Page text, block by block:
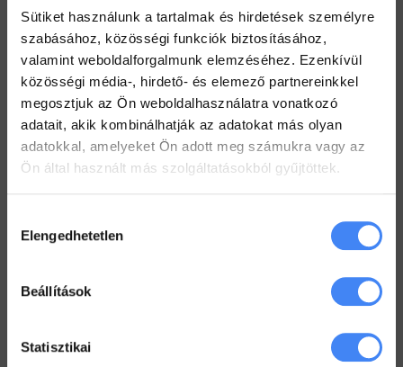
Sütiket használunk a tartalmak és hirdetések személyre
szabásához, közösségi funkciók biztosításához,
valamint weboldalforgalmunk elemzéséhez. Ezenkívül
közösségi média-, hirdető- és elemező partnereinkkel
megosztjuk az Ön weboldalhasználatra vonatkozó
adatait, akik kombinálhatják az adatokat más olyan
adatokkal, amelyeket Ön adott meg számukra vagy az
Ön által használt más szolgáltatásokból gyűjtöttek.
kiválasztása
Elengedhetetlen
Beállítások
Statisztikai
Hogyan ellenőrizd a kijelölt feladataid a Drive-ban
2022. július 19.
Hogyan tarts minden Gmail mappát szem előtt?
2022. július 18.
Dolgozz zip fájlokkal a Drive-ban
2022. július 12.